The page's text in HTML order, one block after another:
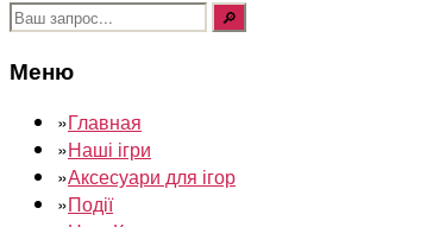
Шукати:
Меню
»Главная
»Наші ігри
»Аксесуари для ігор
»Події